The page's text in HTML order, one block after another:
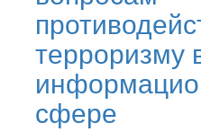
терроризму
сфере